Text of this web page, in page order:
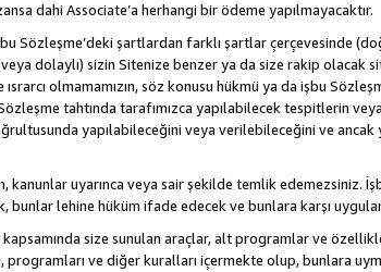
dahi Associate’a herhangi bir ödeme yapılmayacaktır.
Sözleşme’deki şartlardan farklı şartlar çerçevesinde
dolaylı) sizin Sitenize benzer ya da size rakip olacak
olmamamızın, söz konusu hükmü ya da işbu
tahtında tarafımızca yapılabilecek tespitlerin
yapılabileceğini veya verilebileceğini ve
kanunlar uyarınca veya sair şekilde temlik
bunlar lehine hüküm ifade edecek ve bunlara karşı
kapsamında size sunulan araçlar, alt programlar ve
programları ve diğer kuralları içermekte olup, bunlara